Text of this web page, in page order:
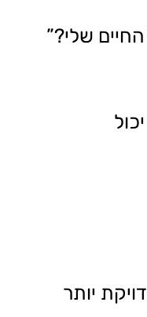
שלי?”
יותר